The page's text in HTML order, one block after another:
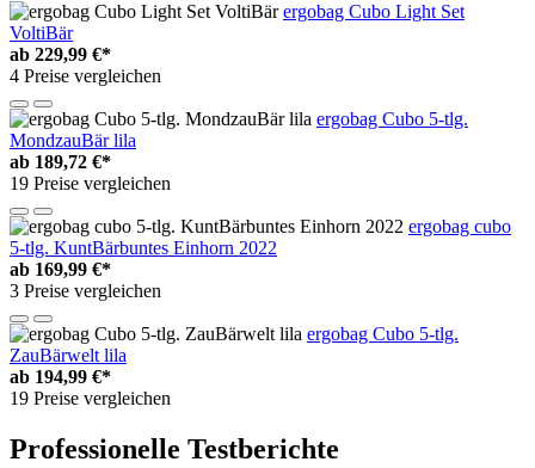
ergobag Cubo Light Set
VoltiBär
ab 229,99 €*
4 Preise vergleichen
ergobag Cubo 5-tlg.
MondzauBär lila
ab 189,72 €*
19 Preise vergleichen
ergobag cubo
5-tlg. KuntBärbuntes Einhorn 2022
ab 169,99 €*
3 Preise vergleichen
ergobag Cubo 5-tlg.
ZauBärwelt lila
ab 194,99 €*
19 Preise vergleichen
Professionelle Testberichte